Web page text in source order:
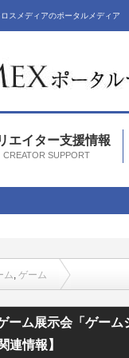
スメディアのポータルメディア
エイター支援情報
CREATOR SUPPORT
ム, ゲーム
「ゲームジャム有志展 –
ーム展示会「ゲー
連情報】